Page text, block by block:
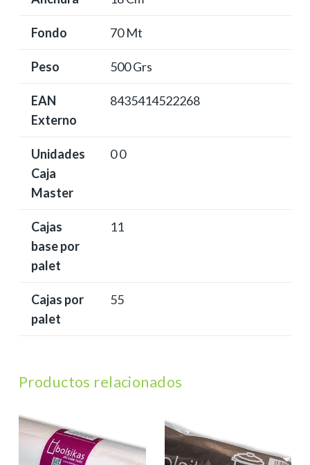
Fondo 70 Mt
Peso 500 Grs
EAN
Externo
8435414522268
Unidades
Caja
Master
0 0
Cajas
base por
palet
11
Cajas por
palet
55
Productos relacionados